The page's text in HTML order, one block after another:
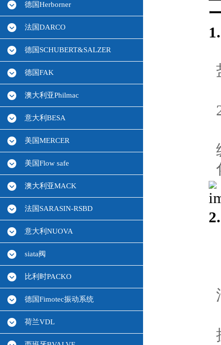
德国Herborner
法国DARCO
德国SCHUBERT&SALZER
德国FAK
澳大利亚Philmac
意大利BESA
美国MERCER
美国Flow safe
澳大利亚MACK
法国SARASIN-RSBD
意大利NUOVA
siata阀
比利时PACKO
德国Fimotec振动系统
荷兰VDL